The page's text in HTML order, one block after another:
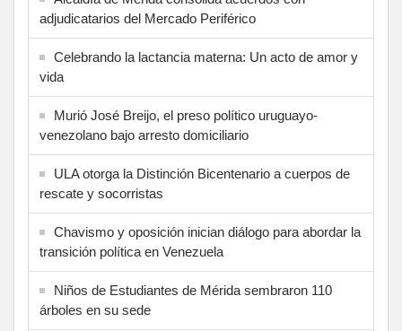
adjudicatarios del Mercado Periférico
Celebrando la lactancia materna: Un acto de amor y
vida
Murió José Breijo, el preso político uruguayo-
venezolano bajo arresto domiciliario
ULA otorga la Distinción Bicentenario a cuerpos de
rescate y socorristas
Chavismo y oposición inician diálogo para abordar la
transición política en Venezuela
Niños de Estudiantes de Mérida sembraron 110
árboles en su sede